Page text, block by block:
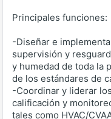
Principales funciones:
-Diseñar e
supervisión y
y humedad de toda la
de los estándares de
-Coordinar y liderar
calificación y
tales como HVAC/